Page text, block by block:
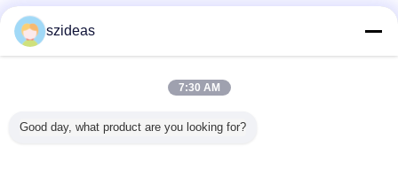
Trust Seal
Tutti i prodotti
szideas
7:30 AM
Good day, what product are you looking for?